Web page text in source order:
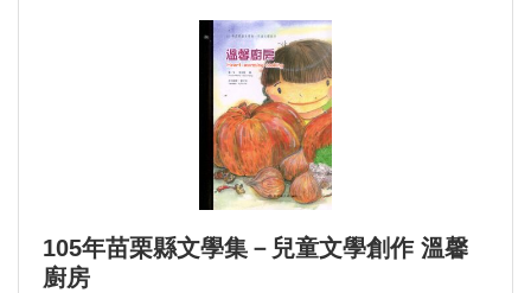
105年苗栗縣文學集－兒童文學創作 溫馨
廚房